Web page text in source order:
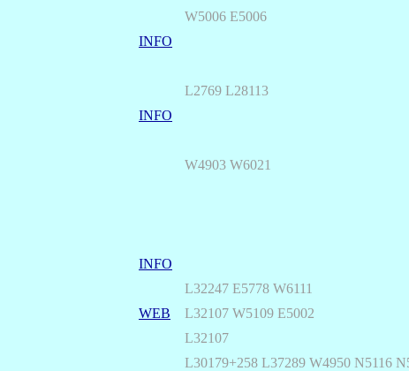
W5006 E5006
INFO
L2769 L28113
INFO
W4903 W6021
INFO
L32247 E5778 W6111
WEB
L32107 W5109 E5002
L32107
L30179+258 L37289 W4950 N5116